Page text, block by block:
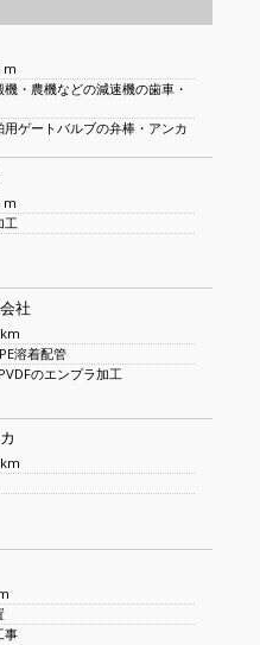
m
・農機などの減速機の歯車・
用ゲートバルブの弁棒・アンカ
m
工
社
溶着配管
のエンプラ加工
事